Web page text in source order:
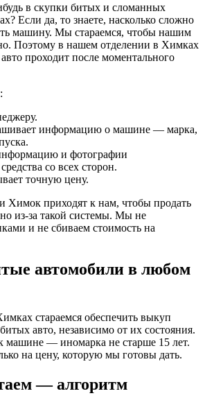
в скупки битых и сломанных
Если да, то знаете, насколько сложно
машину. Мы стараемся, чтобы нашим
Поэтому в нашем отделении в Химках
проходит после моментального
информацию о машине — марка,
и фотографии
со всех сторон.
точную цену.
Химок приходят к нам, чтобы продать
из-за такой системы. Мы не
и не сбиваем стоимость на
автомобили в любом
стараемся обеспечить выкуп
авто, независимо от их состояния.
машине — иномарка не старше 15 лет.
на цену, которую мы готовы дать.
— алгоритм